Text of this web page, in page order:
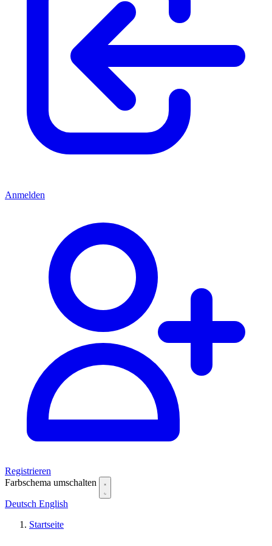
Anmelden
Registrieren
Farbschema umschalten
Deutsch English
Startseite